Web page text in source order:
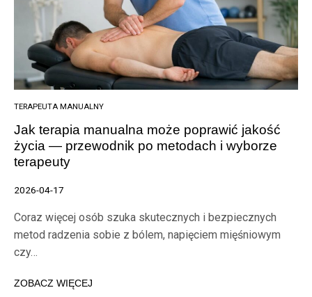
TERAPEUTA MANUALNY
Jak terapia manualna może poprawić jakość
życia — przewodnik po metodach i wyborze
terapeuty
2026-04-17
Coraz więcej osób szuka skutecznych i bezpiecznych
metod radzenia sobie z bólem, napięciem mięśniowym
czy…
ZOBACZ WIĘCEJ